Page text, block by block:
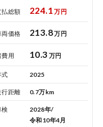
法人サイト
プページ
払総額 224.1 万円
両価格 213.8万円
費用 10.3 万円
式 2025
行距離 0.7万km
検
2028年/
令和10年4月